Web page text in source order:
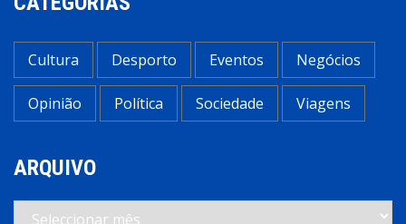
Cultura Desporto Eventos Negócios
Opinião Política Sociedade Viagens
ARQUIVO
Arquivo